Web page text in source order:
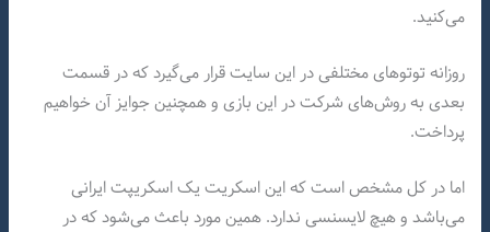
می‌کنید.
روزانه توتو‌های مختلفی در این سایت قرار می‌گیرد که در قسمت
بعدی به روش‌های شرکت در این بازی و همچنین جوایز آن خواهیم
پرداخت.
اما در کل مشخص است که این اسکریت یک اسکریپت ایرانی
می‌باشد و هیچ لایسنسی ندارد. همین مورد باعث می‌شود که در